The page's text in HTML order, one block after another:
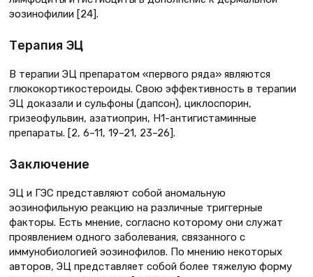
эозинофилии [24].
Терапия ЭЦ
В терапии ЭЦ препаратом «первого ряда» являются
глюкокортикостероиды. Свою эффективность в терапии
ЭЦ доказали и сульфоны (дапсон), циклоспорин,
гризеофульвин, азатиоприн, Н1-антигистаминные
препараты. [2, 6–11, 19–21, 23–26].
Заключение
ЭЦ и ГЭС представляют собой аномальную
эозинофильную реакцию на различные триггерные
факторы. Есть мнение, согласно которому они служат
проявлением одного заболевания, связанного с
иммунобиологией эозинофилов. По мнению некоторых
авторов, ЭЦ представляет собой более тяжелую форму